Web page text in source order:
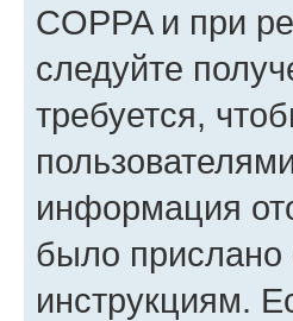
COPPA и при
следуйте
требуется,
информация
было
инструкциям.